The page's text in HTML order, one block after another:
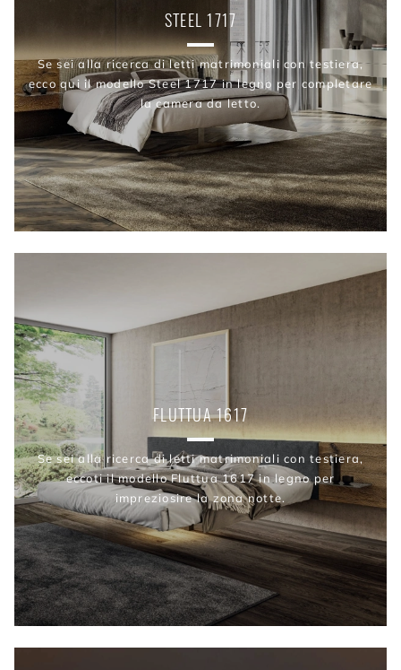
STEEL 1717
Se sei alla ricerca di letti matrimoniali con testiera,
ecco qui il modello Steel 1717 in legno per completare
la camera da letto.
FLUTTUA 1617
Se sei alla ricerca di letti matrimoniali con testiera,
eccoti il modello Fluttua 1617 in legno per
impreziosire la zona notte.